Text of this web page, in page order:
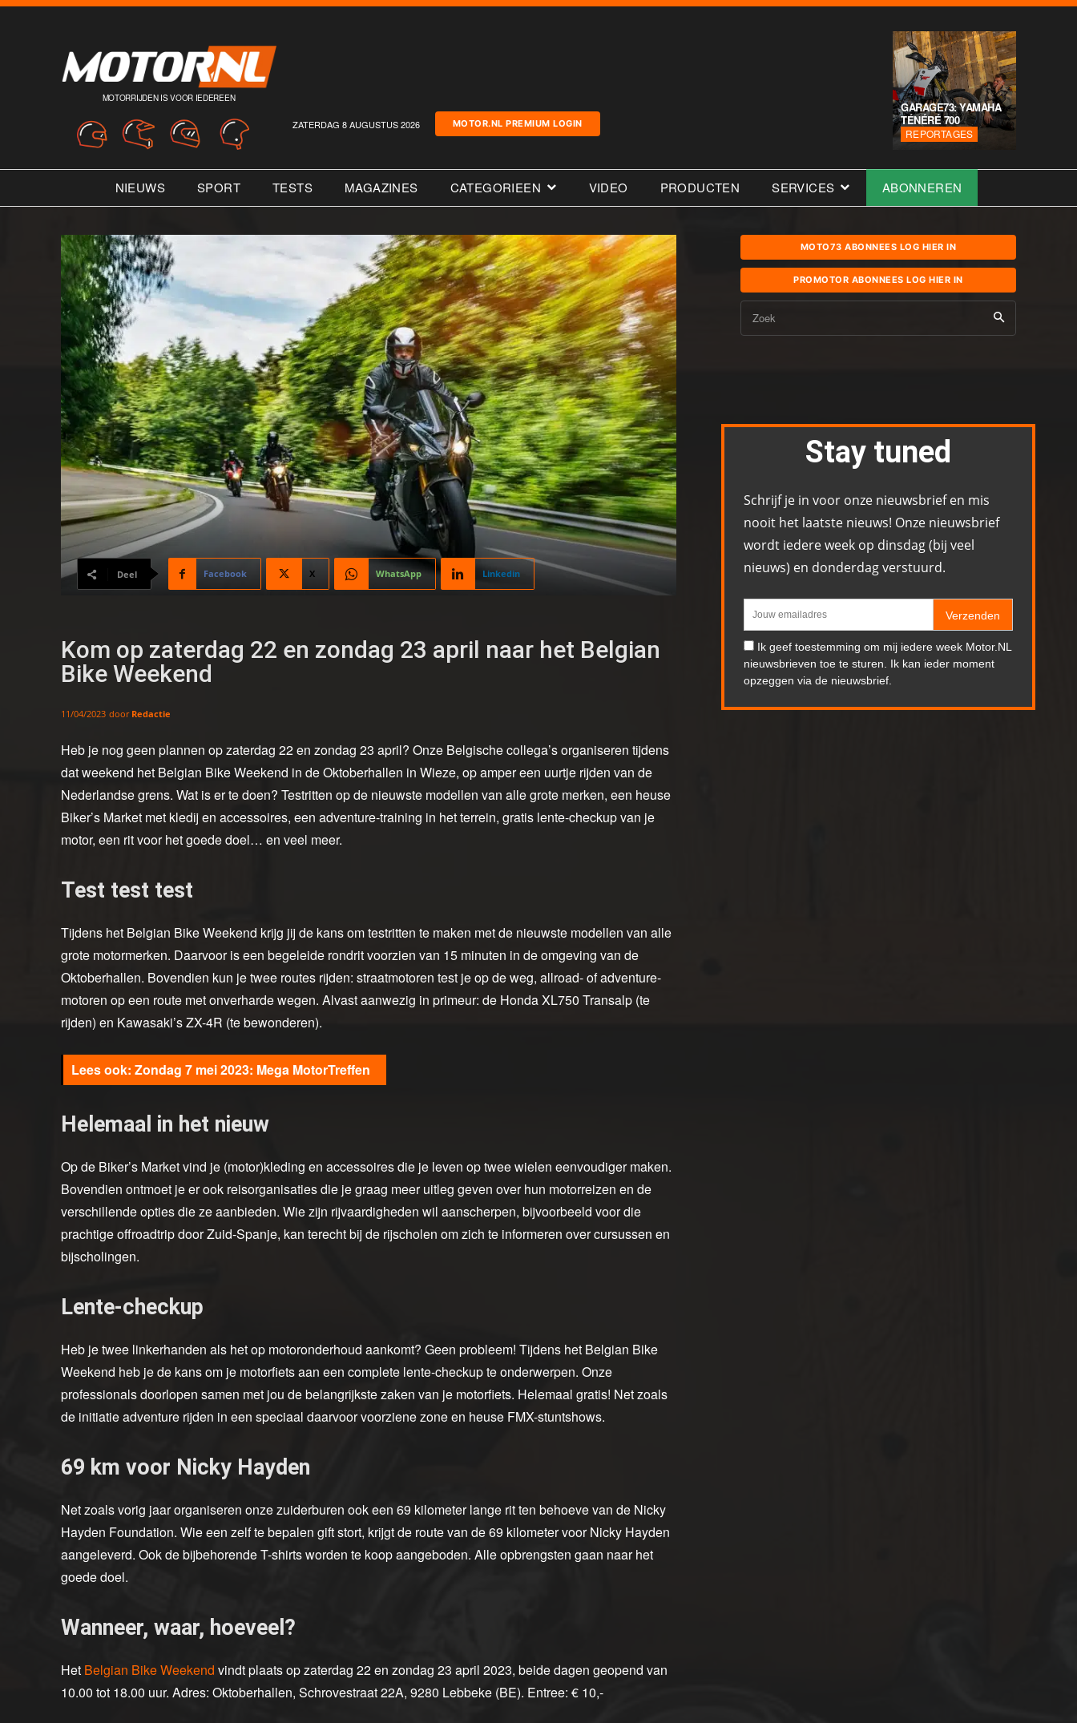
MOTORRIJDEN IS VOOR IEDEREEN
ZATERDAG 8 AUGUSTUS 2026 MOTOR.NL PREMIUM LOGIN
GARAGE73: YAMAHA
TÉNÉRÉ 700
REPORTAGES
NIEUWS SPORT TESTS MAGAZINES CATEGORIEEN VIDEO PRODUCTEN SERVICES ABONNEREN
Deel Facebook X WhatsApp Linkedin
Kom op zaterdag 22 en zondag 23 april naar het Belgian
Bike Weekend
11/04/2023 door Redactie
Heb je nog geen plannen op zaterdag 22 en zondag 23 april? Onze Belgische collega’s organiseren tijdens
dat weekend het Belgian Bike Weekend in de Oktoberhallen in Wieze, op amper een uurtje rijden van de
Nederlandse grens. Wat is er te doen? Testritten op de nieuwste modellen van alle grote merken, een heuse
Biker’s Market met kledij en accessoires, een adventure-training in het terrein, gratis lente-checkup van je
motor, een rit voor het goede doel… en veel meer.
Test test test
Tijdens het Belgian Bike Weekend krijg jij de kans om testritten te maken met de nieuwste modellen van alle
grote motormerken. Daarvoor is een begeleide rondrit voorzien van 15 minuten in de omgeving van de
Oktoberhallen. Bovendien kun je twee routes rijden: straatmotoren test je op de weg, allroad- of adventure-
motoren op een route met onverharde wegen. Alvast aanwezig in primeur: de Honda XL750 Transalp (te
rijden) en Kawasaki’s ZX-4R (te bewonderen).
Zondag 7 mei 2023: Mega MotorTreffen
Helemaal in het nieuw
Op de Biker’s Market vind je (motor)kleding en accessoires die je leven op twee wielen eenvoudiger maken.
Bovendien ontmoet je er ook reisorganisaties die je graag meer uitleg geven over hun motorreizen en de
verschillende opties die ze aanbieden. Wie zijn rijvaardigheden wil aanscherpen, bijvoorbeeld voor die
prachtige offroadtrip door Zuid-Spanje, kan terecht bij de rijscholen om zich te informeren over cursussen en
bijscholingen.
Lente-checkup
Heb je twee linkerhanden als het op motoronderhoud aankomt? Geen probleem! Tijdens het Belgian Bike
Weekend heb je de kans om je motorfiets aan een complete lente-checkup te onderwerpen. Onze
professionals doorlopen samen met jou de belangrijkste zaken van je motorfiets. Helemaal gratis! Net zoals
de initiatie adventure rijden in een speciaal daarvoor voorziene zone en heuse FMX-stuntshows.
69 km voor Nicky Hayden
Net zoals vorig jaar organiseren onze zuiderburen ook een 69 kilometer lange rit ten behoeve van de Nicky
Hayden Foundation. Wie een zelf te bepalen gift stort, krijgt de route van de 69 kilometer voor Nicky Hayden
aangeleverd. Ook de bijbehorende T-shirts worden te koop aangeboden. Alle opbrengsten gaan naar het
goede doel.
Wanneer, waar, hoeveel?
Het Belgian Bike Weekend vindt plaats op zaterdag 22 en zondag 23 april 2023, beide dagen geopend van
10.00 tot 18.00 uur. Adres: Oktoberhallen, Schrovestraat 22A, 9280 Lebbeke (BE). Entree: € 10,-
MOTO73 ABONNEES LOG HIER IN
PROMOTOR ABONNEES LOG HIER IN
Zoek
Stay tuned
Schrijf je in voor onze nieuwsbrief en mis
nooit het laatste nieuws! Onze nieuwsbrief
wordt iedere week op dinsdag (bij veel
nieuws) en donderdag verstuurd.
Verzenden
Ik geef toestemming om mij iedere week Motor.NL
nieuwsbrieven toe te sturen. Ik kan ieder moment
opzeggen via de nieuwsbrief.